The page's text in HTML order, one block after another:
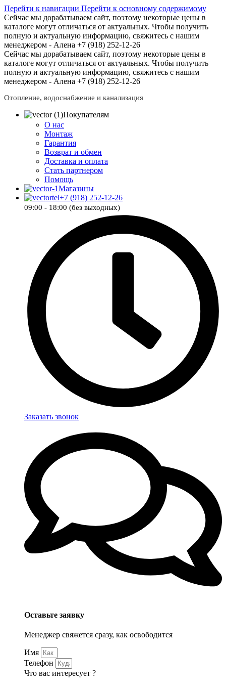
Перейти к навигации Перейти к основному содержимому
Сейчас мы дорабатываем сайт, поэтому некоторые цены в
каталоге могут отличаться от актуальных. Чтобы получить
полную и актуальную информацию, свяжитесь с нашим
менеджером - Алена +7 (918) 252-12-26
Сейчас мы дорабатываем сайт, поэтому некоторые цены в
каталоге могут отличаться от актуальных. Чтобы получить
полную и актуальную информацию, свяжитесь с нашим
менеджером - Алена +7 (918) 252-12-26
Отопление, водоснабжение и канализация
Покупателям
О нас
Монтаж
Гарантия
Возврат и обмен
Доставка и оплата
Стать партнером
Помощь
Магазины
+7 (918) 252-12-26
09:00 - 18:00 (без выходных)
Заказать звонок
Оставьте заявку
Менеджер свяжется сразу, как освободится
Имя
Телефон
Что вас интересует ?